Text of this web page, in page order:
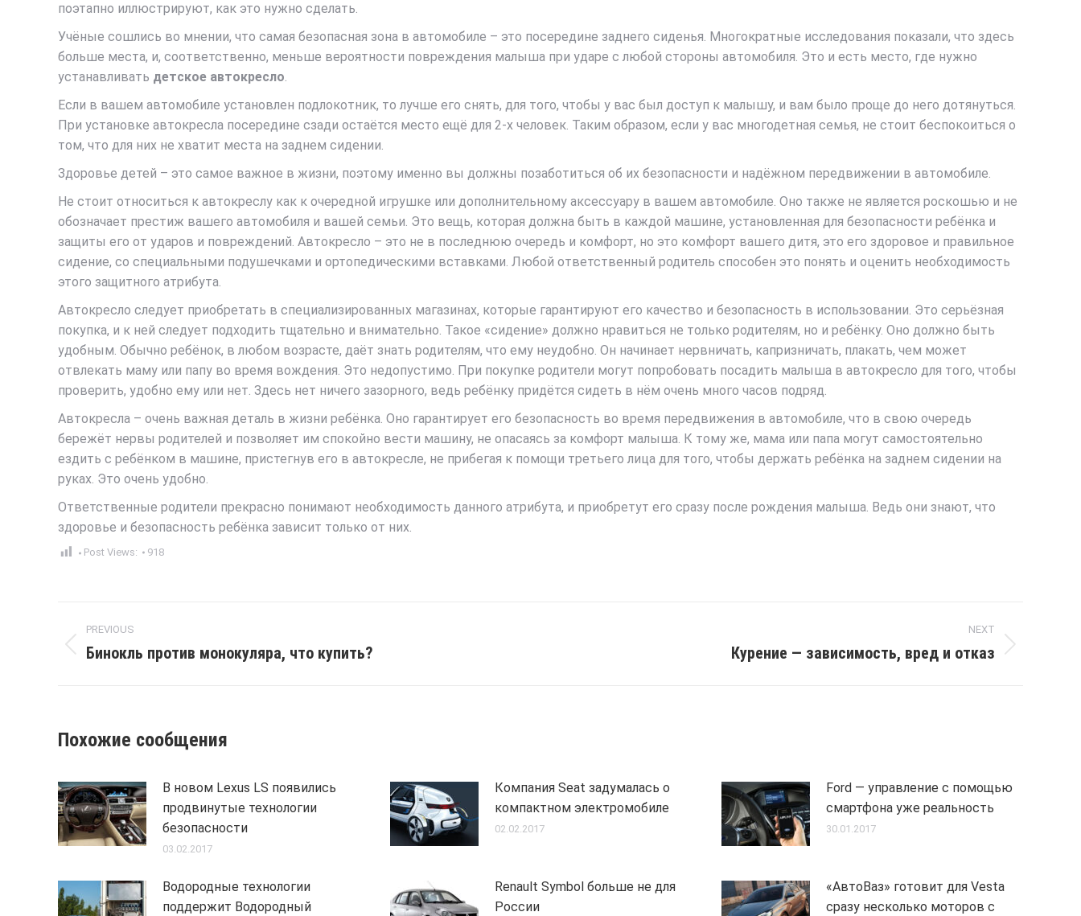
поэтапно иллюстрируют, как это нужно сделать.
Учёные сошлись во мнении, что самая безопасная зона в автомобиле – это посередине заднего сиденья. Многократные исследования показали, что здесь
больше места, и, соответственно, меньше вероятности повреждения малыша при ударе с любой стороны автомобиля. Это и есть место, где нужно
устанавливать детское автокресло.
Если в вашем автомобиле установлен подлокотник, то лучше его снять, для того, чтобы у вас был доступ к малышу, и вам было проще до него дотянуться.
При установке автокресла посередине сзади остаётся место ещё для 2-х человек. Таким образом, если у вас многодетная семья, не стоит беспокоиться о
том, что для них не хватит места на заднем сидении.
Здоровье детей – это самое важное в жизни, поэтому именно вы должны позаботиться об их безопасности и надёжном передвижении в автомобиле.
Не стоит относиться к автокреслу как к очередной игрушке или дополнительному аксессуару в вашем автомобиле. Оно также не является роскошью и не
обозначает престиж вашего автомобиля и вашей семьи. Это вещь, которая должна быть в каждой машине, установленная для безопасности ребёнка и
защиты его от ударов и повреждений. Автокресло – это не в последнюю очередь и комфорт, но это комфорт вашего дитя, это его здоровое и правильное
сидение, со специальными подушечками и ортопедическими вставками. Любой ответственный родитель способен это понять и оценить необходимость
этого защитного атрибута.
Автокресло следует приобретать в специализированных магазинах, которые гарантируют его качество и безопасность в использовании. Это серьёзная
покупка, и к ней следует подходить тщательно и внимательно. Такое «сидение» должно нравиться не только родителям, но и ребёнку. Оно должно быть
удобным. Обычно ребёнок, в любом возрасте, даёт знать родителям, что ему неудобно. Он начинает нервничать, капризничать, плакать, чем может
отвлекать маму или папу во время вождения. Это недопустимо. При покупке родители могут попробовать посадить малыша в автокресло для того, чтобы
проверить, удобно ему или нет. Здесь нет ничего зазорного, ведь ребёнку придётся сидеть в нём очень много часов подряд.
Автокресла – очень важная деталь в жизни ребёнка. Оно гарантирует его безопасность во время передвижения в автомобиле, что в свою очередь
бережёт нервы родителей и позволяет им спокойно вести машину, не опасаясь за комфорт малыша. К тому же, мама или папа могут самостоятельно
ездить с ребёнком в машине, пристегнув его в автокресле, не прибегая к помощи третьего лица для того, чтобы держать ребёнка на заднем сидении на
руках. Это очень удобно.
Ответственные родители прекрасно понимают необходимость данного атрибута, и приобретут его сразу после рождения малыша. Ведь они знают, что
здоровье и безопасность ребёнка зависит только от них.
Post Views: 918
Post
navigation
PREVIOUS
Previous
Бинокль против монокуляра, что купить?
NEXT
Курение — зависимость, вред и отказ
Похожие сообщения
В новом Lexus LS появились
продвинутые технологии
безопасности
03.02.2017
Компания Seat задумалась о
компактном электромобиле
02.02.2017
Ford — управление с помощью
смартфона уже реальность
30.01.2017
Водородные технологии
поддержит Водородный
Renault Symbol больше не для
России
«АвтоВаз» готовит для Vesta
сразу несколько моторов с